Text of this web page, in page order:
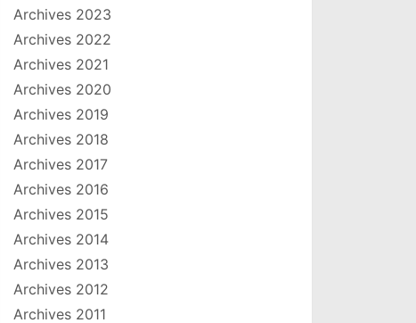
Archives 2023
Archives 2022
Archives 2021
Archives 2020
Archives 2019
Archives 2018
Archives 2017
Archives 2016
Archives 2015
Archives 2014
Archives 2013
Archives 2012
Archives 2011